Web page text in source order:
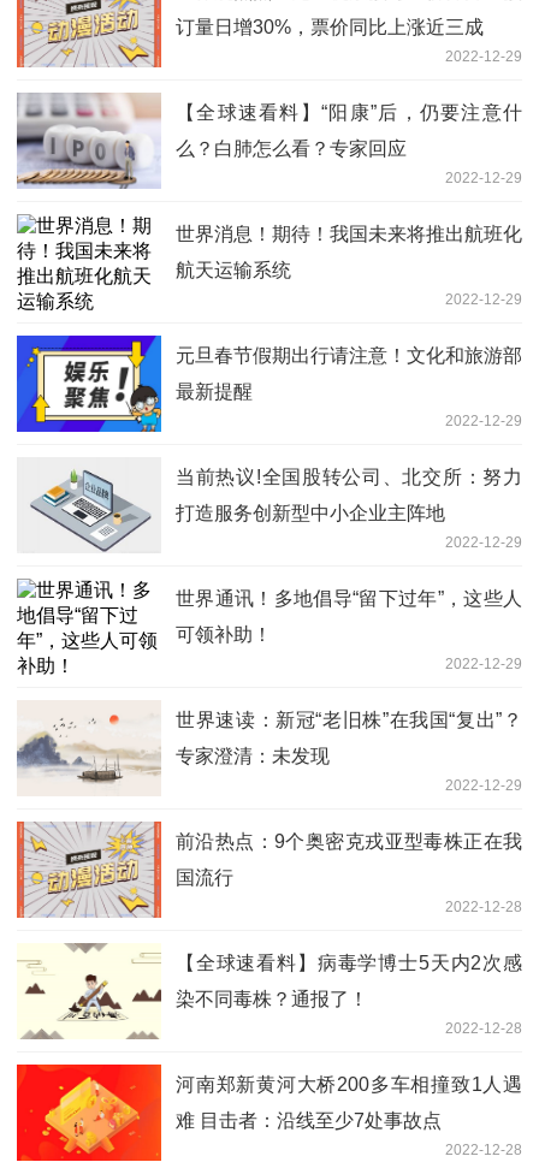
订量日增30%，票价同比上涨近三成
2022-12-29
【全球速看料】“阳康”后，仍要注意什
么？白肺怎么看？专家回应
2022-12-29
世界消息！期待！我国未来将推出航班化
航天运输系统
2022-12-29
元旦春节假期出行请注意！文化和旅游部
最新提醒
2022-12-29
当前热议!全国股转公司、北交所：努力
打造服务创新型中小企业主阵地
2022-12-29
世界通讯！多地倡导“留下过年”，这些人
可领补助！
2022-12-29
世界速读：新冠“老旧株”在我国“复出”？
专家澄清：未发现
2022-12-29
前沿热点：9个奥密克戎亚型毒株正在我
国流行
2022-12-28
【全球速看料】病毒学博士5天内2次感
染不同毒株？通报了！
2022-12-28
河南郑新黄河大桥200多车相撞致1人遇
难 目击者：沿线至少7处事故点
2022-12-28